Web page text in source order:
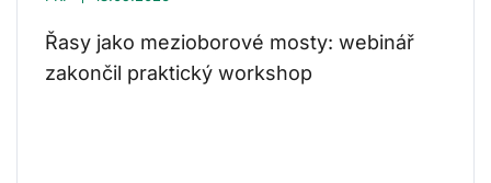
Řasy jako mezioborové mosty: webinář
zakončil praktický workshop